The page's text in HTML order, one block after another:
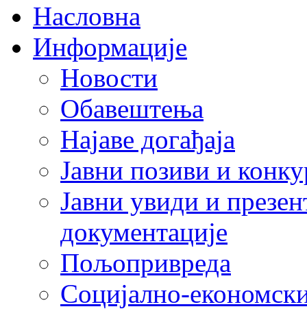
Насловна
Информације
Новости
Обавештења
Најаве догађаја
Јавни позиви и
Јавни увиди и
документације
Пољопривреда
Социјално-